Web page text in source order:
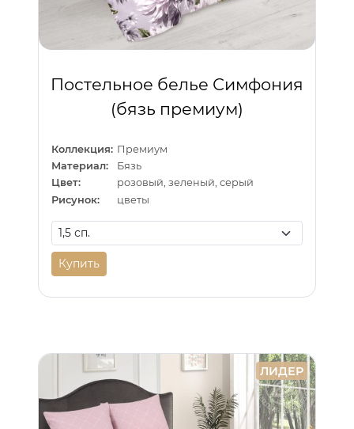
Постельное белье Симфония
(бязь премиум)
Коллекция: Премиум
Материал:
Бязь
Цвет:
розовый, зеленый, серый
Рисунок:
цветы
Купить
ЛИДЕР